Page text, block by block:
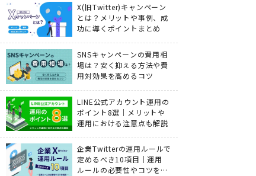
X(旧Twitter)キャンペーン
とは？メリットや事例、成
功に導くポイントまとめ
SNSキャンペーンの費用相
場は？安く抑える方法や費
用対効果を高めるコツ
LINE公式アカウント運用の
ポイント8選｜メリットや
運用における注意点も解説
企業Twitterの運用ルールで
定めるべき10項目｜運用
ルールの必要性やコツを解